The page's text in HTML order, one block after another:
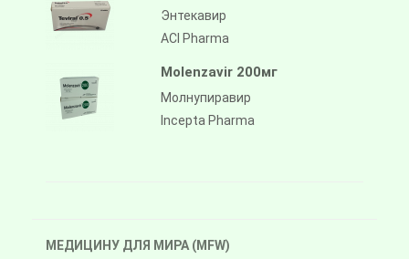
Энтекавир
ACI Pharma
Molenzavir 200мг
Молнупиравир
Incepta Pharma
МЕДИЦИНУ ДЛЯ МИРА (MFW)